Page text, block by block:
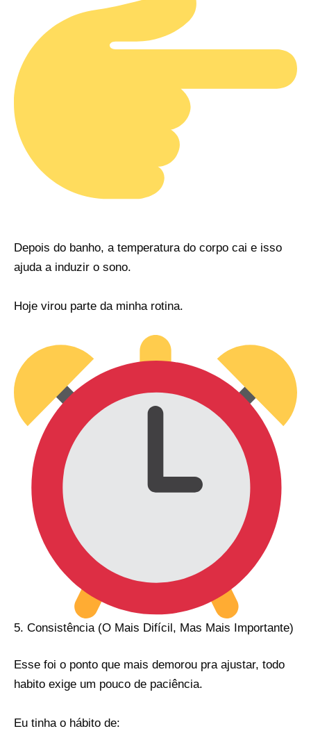
Depois do banho, a temperatura do corpo cai e isso
ajuda a induzir o sono.
Hoje virou parte da minha rotina.
5. Consistência (O Mais Difícil, Mas Mais Importante)
Esse foi o ponto que mais demorou pra ajustar, todo
habito exige um pouco de paciência.
Eu tinha o hábito de: